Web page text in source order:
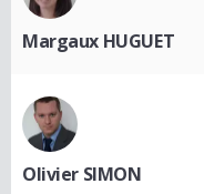
Margaux HUGUET
Olivier SIMON